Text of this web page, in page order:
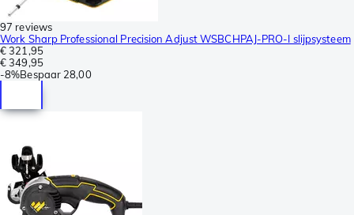
97 reviews
Work Sharp Professional Precision Adjust WSBCHPAJ-PRO-I slijpsysteem
€ 321,95
€ 349,95
-8%Bespaar 28,00